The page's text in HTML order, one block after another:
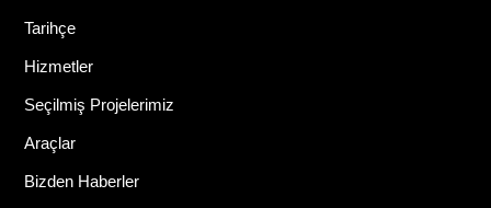
Tarihçe
Hizmetler
Seçilmiş Projelerimiz
Araçlar
Bizden Haberler